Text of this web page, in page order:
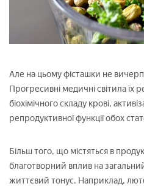
Але на цьому фісташки не
Прогресивні медичні світила
біохімічного складу крові,
репродуктивної функції обох
Більш того, що містяться в
благотворний вплив на
життєвий тонус. Наприклад,